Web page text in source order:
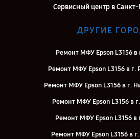
Сервисный центр в Санкт-
ДРУГИЕ
Ремонт МФУ Epson L3156 в
Ремонт МФУ Epson L3156 в г.
Ремонт МФУ Epson L3156 в г.
Ремонт МФУ Epson L3156 в
Ремонт МФУ Epson L3156 в
Ремонт МФУ Epson L3156 в